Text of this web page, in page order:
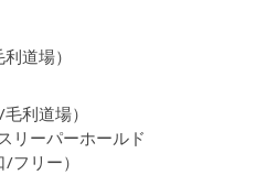
道場）
道場）
リーパーホールド
リー）